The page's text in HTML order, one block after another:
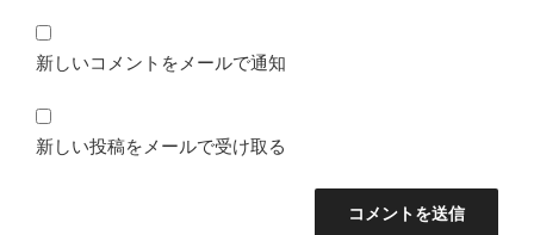
新しいコメントをメールで通知
新しい投稿をメールで受け取る